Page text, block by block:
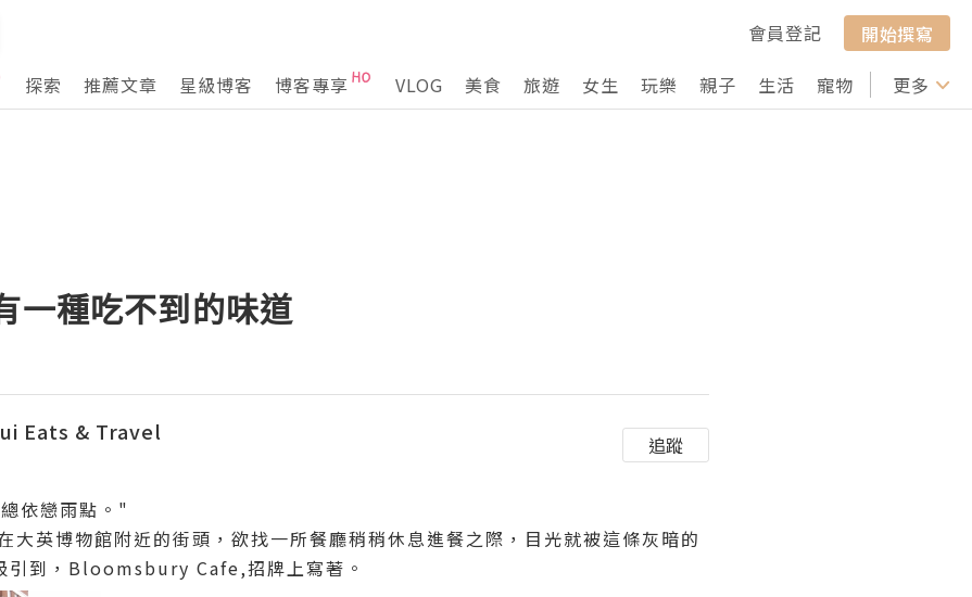
會員登記
開始撰寫
探索 推薦文章 星級博客 博客專享 VLOG 美食 旅遊 女生 玩樂 親子 生活 寵物 行山 打卡
更多
一種吃不到的味道
Eats & Travel 追蹤
依戀雨點。"
大英博物館附近的街頭，欲找一所餐廳稍稍休息進餐之際，目光就被這條灰暗的
引到，Bloomsbury Cafe,招牌上寫著。